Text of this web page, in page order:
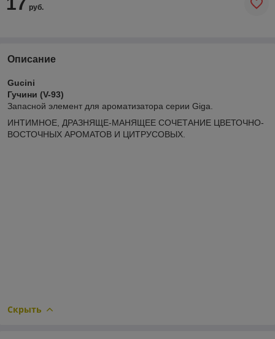
руб.
Описание
Gucini
Гучини (V-93)
Запасной элемент для ароматизатора серии Giga.
ИНТИМНОЕ, ДРАЗНЯЩЕ-МАНЯЩЕЕ СОЧЕТАНИЕ ЦВЕТОЧНО-
ВОСТОЧНЫХ АРОМАТОВ И ЦИТРУСОВЫХ.
Скрыть